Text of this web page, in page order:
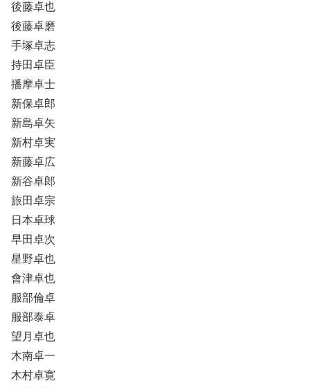
後藤卓也
後藤卓磨
手塚卓志
持田卓臣
播摩卓士
新保卓郎
新島卓矢
新村卓実
新藤卓広
新谷卓郎
旅田卓宗
日本卓球
早田卓次
星野卓也
會津卓也
服部倫卓
服部泰卓
望月卓也
木南卓一
木村卓寛